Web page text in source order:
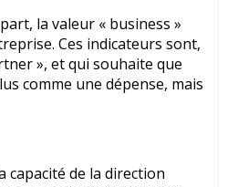
la valeur « business »
Ces indicateurs sont,
», et qui souhaite que
comme une dépense, mais
capacité de la direction